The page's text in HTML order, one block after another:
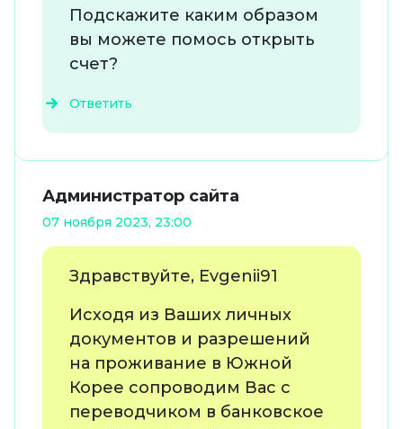
Подскажите каким образом
вы можете помось открыть
счет?
Ответить
Администратор сайта
07 ноября 2023, 23:00
Здравствуйте, Evgenii91
Исходя из Ваших личных
документов и разрешений
на проживание в Южной
Корее сопроводим Вас с
переводчиком в банковское